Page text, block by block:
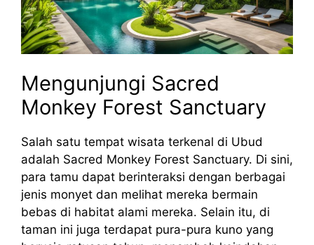
Mengunjungi Sacred
Monkey Forest Sanctuary
Salah satu tempat wisata terkenal di Ubud
adalah Sacred Monkey Forest Sanctuary. Di sini,
para tamu dapat berinteraksi dengan berbagai
jenis monyet dan melihat mereka bermain
bebas di habitat alami mereka. Selain itu, di
taman ini juga terdapat pura-pura kuno yang